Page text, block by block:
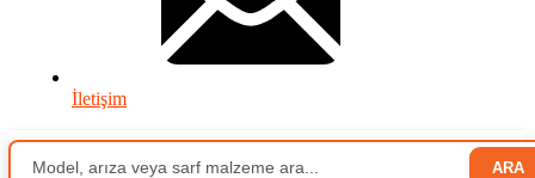
İletişim
ARA